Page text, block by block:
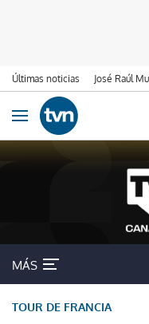
Últimas noticias José Raúl
Ir al contenido
Obrir navegació
MÁS
TOUR DE FRANCIA